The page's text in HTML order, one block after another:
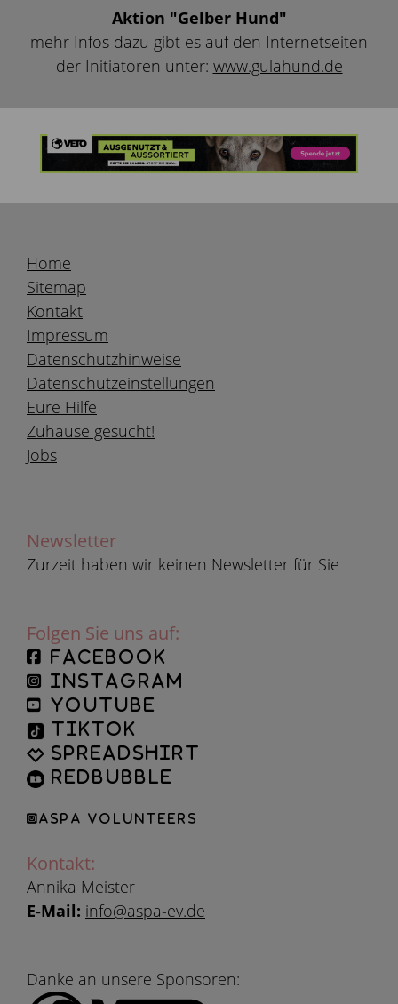
Aktion "Gelber Hund"
mehr Infos dazu gibt es auf den Internetseiten
der Initiatoren unter: www.gulahund.de
Home
Sitemap
Kontakt
Impressum
Datenschutzhinweise
Datenschutzeinstellungen
Eure Hilfe
Zuhause gesucht!
Jobs
Newsletter
Zurzeit haben wir keinen Newsletter für Sie
Folgen Sie uns auf:
facebook
instagram
YouTube
TikTok
Spreadshirt
Redbubble
ASPA Volunteers
Kontakt:
Annika Meister
E-Mail: info@aspa-ev.de
Danke an unsere Sponsoren: